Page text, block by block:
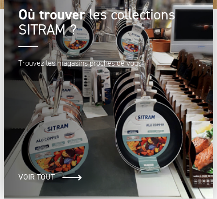
Où trouverles collections
SITRAM ?
Trouvez les magasins proches de vous
VOIR TOUT